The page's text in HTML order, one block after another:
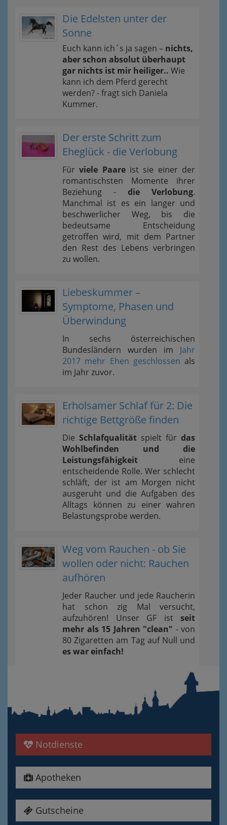
Die Edelsten unter der
Sonne
Euch kann ich´s ja sagen – nichts,
aber schon absolut überhaupt
gar nichts ist mir heiliger.. Wie
kann ich dem Pferd gerecht
werden? - fragt sich Daniela
Kummer.
Der erste Schritt zum
Eheglück - die Verlobung
Fürviele Paareist sie einer der
romantischsten Momente ihrer
Beziehung - die Verlobung.
Manchmal ist es ein langer und
beschwerlicher Weg, bis die
bedeutsame Entscheidung
getroffen wird, mit dem Partner
den Rest des Lebens verbringen
zu wollen.
Liebeskummer –
Symptome, Phasen und
Überwindung
In sechs österreichischen
Bundesländern wurden im Jahr
2017 mehr Ehen geschlossen als
im Jahr zuvor.
Erholsamer Schlaf für 2: Die
richtige Bettgröße finden
Die Schlafqualität spielt für das
Wohlbefinden und die
Leistungsfähigkeit eine
entscheidende Rolle. Wer schlecht
schläft, der ist am Morgen nicht
ausgeruht und die Aufgaben des
Alltags können zu einer wahren
Belastungsprobe werden.
Weg vom Rauchen - ob Sie
wollen oder nicht: Rauchen
aufhören
Jeder Raucher und jede Raucherin
hat schon zig Mal versucht,
aufzuhören! Unser GF ist seit
mehr als 15 Jahren "clean" - von
80 Zigaretten am Tag auf Null und
es war einfach!
Notdienste
Apotheken
Gutscheine